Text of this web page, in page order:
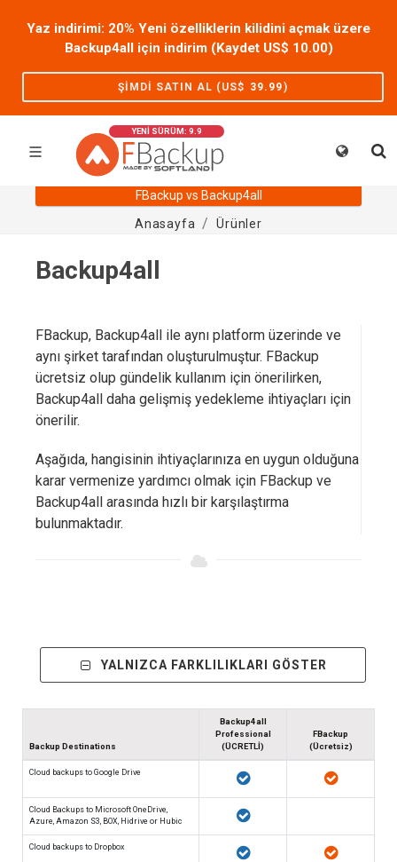
Yaz indirimi: 20% Yeni özelliklerin kilidini açmak üzere
Backup4all için indirim (Kaydet US$ 10.00)
ŞIMDI SATIN AL (US$ 39.99)
YENİ SÜRÜM: 9.9
FBackup vs Backup4all
Anasayfa
Ürünler
Backup4all
FBackup, Backup4all ile aynı platform üzerinde ve
aynı şirket tarafından oluşturulmuştur. FBackup
ücretsiz olup gündelik kullanım için önerilirken,
Backup4all daha gelişmiş yedekleme ihtiyaçları için
önerilir.
Aşağıda, hangisinin ihtiyaçlarınıza en uygun olduğuna
karar vermenize yardımcı olmak için FBackup ve
Backup4all arasında hızlı bir karşılaştırma
bulunmaktadır.
YALNIZCA FARKLILIKLARI GÖSTER
Backup Destinations
Backup4all
Professional
(ÜCRETLİ)
FBackup
(Ücretsiz)
Cloud backups to Google Drive
Cloud Backups to Microsoft OneDrive,
Azure, Amazon S3, BOX, Hidrive or Hubic
Cloud backups to Dropbox